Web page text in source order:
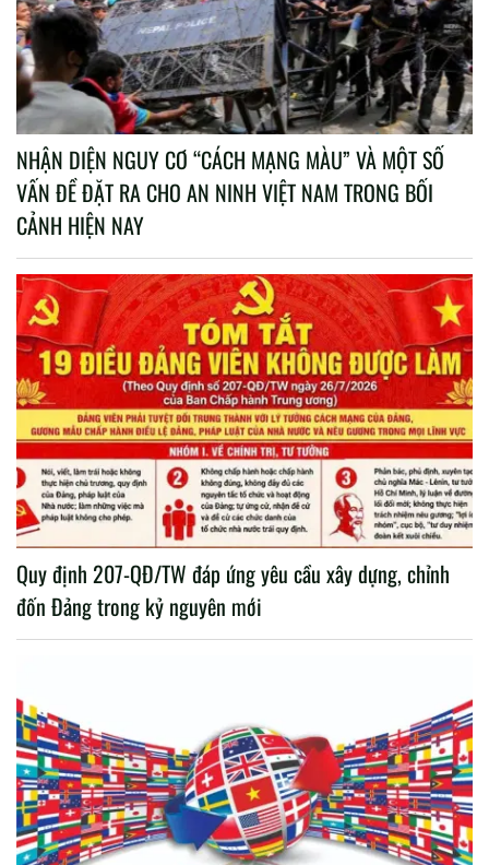
NHẬN DIỆN NGUY CƠ “CÁCH MẠNG MÀU” VÀ MỘT SỐ
VẤN ĐỀ ĐẶT RA CHO AN NINH VIỆT NAM TRONG BỐI
CẢNH HIỆN NAY
Quy định 207-QĐ/TW đáp ứng yêu cầu xây dựng, chỉnh
đốn Đảng trong kỷ nguyên mới